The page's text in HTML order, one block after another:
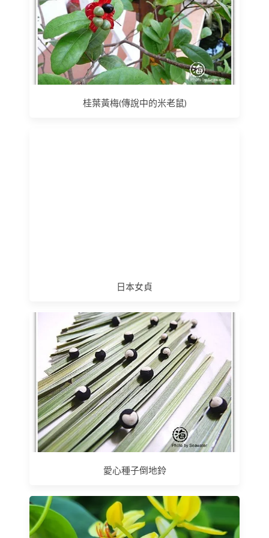
桂葉黃梅(傳說中的米老鼠)
日本女貞
愛心種子倒地鈴